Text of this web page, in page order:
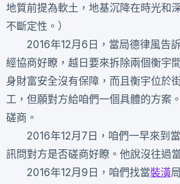
地質前提為軟土，地基沉降在時光和
不斷定性。）
2016年12月6日，當局德律風告訴
經協商好瞭，越日要來拆除兩個衡宇
身財富安全沒有保障，而且衡宇位於
工，但願對方給咱們一個具體的方案
磋商。
2016年12月7日，咱們一早來到當
訊問對方是否磋商好瞭。他說沒往過
2016年12月9日，咱們找當裝潢